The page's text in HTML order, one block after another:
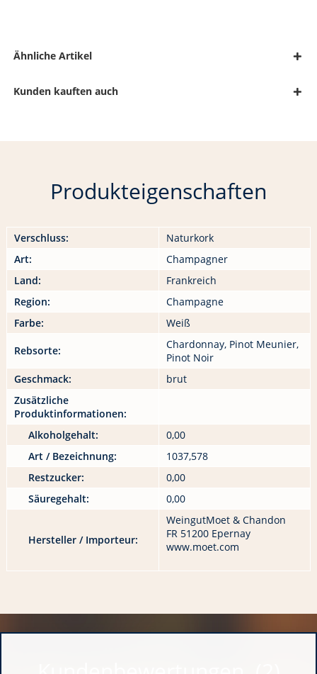
Ähnliche Artikel
Kunden kauften auch
Produkteigenschaften
Verschluss:
Naturkork
Art:
Champagner
Land:
Frankreich
Region:
Champagne
Farbe:
Weiß
Rebsorte:
Chardonnay, Pinot Meunier,
Pinot Noir
Geschmack:
brut
Zusätzliche
Produktinformationen:
Alkoholgehalt:
0,00
Art / Bezeichnung:
1037,578
Restzucker:
0,00
Säuregehalt:
0,00
Hersteller / Importeur:
WeingutMoet & Chandon
FR 51200 Epernay
www.moet.com